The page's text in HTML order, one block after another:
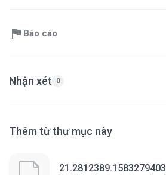
Báo cáo
Nhận xét 0
Thêm từ thư mục này